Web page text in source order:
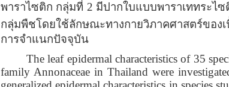
พาราไซติก กลุ่มที่ 2 มีปากใบแบบพาราเททระไซ
กลุ่มพืชโดยใช้ลักษณะทางกายวิภาคศาสตร์ของ
การจำแนกปัจจุบัน
The leaf epidermal characteristics of 35
family Annonaceae in Thailand were